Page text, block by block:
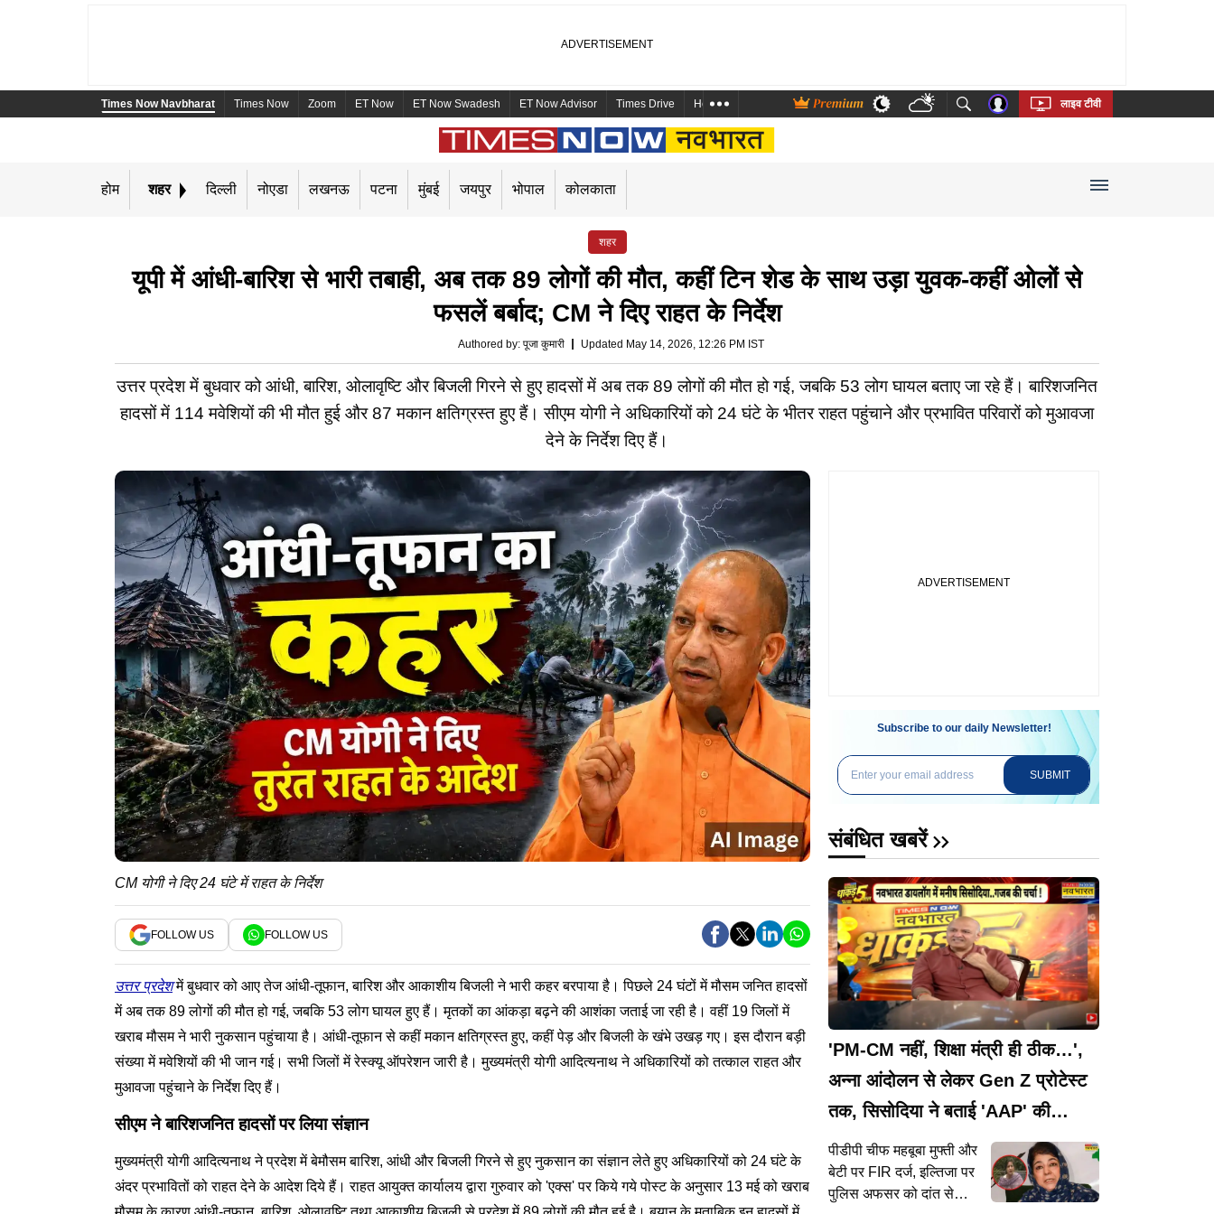
Times Now Navbharat Times Now Zoom ET Now ET Now Swadesh ET Now Advisor Times Drive Health and Me Marathi Bengali Telugu Tamil Kannada Malayalam
लाइव टीवी
होम शहर दिल्ली नोएडा लखनऊ पटना मुंबई जयपुर भोपाल कोलकाता
शहर
यूपी में आंधी-बारिश से भारी तबाही, अब तक 89 लोगों की मौत, कहीं टिन शेड के साथ उड़ा युवक-कहीं ओलों से
फसलें बर्बाद; CM ने दिए राहत के निर्देश
Authored by: पूजा कुमारी Updated May 14, 2026, 12:26 PM IST
उत्तर प्रदेश में बुधवार को आंधी, बारिश, ओलावृष्टि और बिजली गिरने से हुए हादसों में अब तक 89 लोगों की मौत हो गई, जबकि 53 लोग घायल बताए जा रहे हैं। बारिशजनित
हादसों में 114 मवेशियों की भी मौत हुई और 87 मकान क्षतिग्रस्त हुए हैं। सीएम योगी ने अधिकारियों को 24 घंटे के भीतर राहत पहुंचाने और प्रभावित परिवारों को मुआवजा
देने के निर्देश दिए हैं।
CM योगी ने दिए 24 घंटे में राहत के निर्देश
FOLLOW US FOLLOW US
उत्तर प्रदेशमें बुधवार को आए तेज आंधी-तूफान, बारिश और आकाशीय बिजली ने भारी कहर बरपाया है। पिछले 24 घंटों में मौसम जनित हादसों
में अब तक 89 लोगों की मौत हो गई, जबकि 53 लोग घायल हुए हैं। मृतकों का आंकड़ा बढ़ने की आशंका जताई जा रही है। वहीं 19 जिलों में
खराब मौसम ने भारी नुकसान पहुंचाया है। आंधी-तूफान से कहीं मकान क्षतिग्रस्त हुए, कहीं पेड़ और बिजली के खंभे उखड़ गए। इस दौरान बड़ी
संख्या में मवेशियों की भी जान गई। सभी जिलों में रेस्क्यू ऑपरेशन जारी है। मुख्यमंत्री योगी आदित्यनाथ ने अधिकारियों को तत्काल राहत और
मुआवजा पहुंचाने के निर्देश दिए हैं।
सीएम ने बारिशजनित हादसों पर लिया संज्ञान
मुख्यमंत्री योगी आदित्यनाथ ने प्रदेश में बेमौसम बारिश, आंधी और बिजली गिरने से हुए नुकसान का संज्ञान लेते हुए अधिकारियों को 24 घंटे के
अंदर प्रभावितों को राहत देने के आदेश दिये हैं। राहत आयुक्त कार्यालय द्वारा गुरुवार को 'एक्स' पर किये गये पोस्ट के अनुसार 13 मई को खराब
Subscribe to our daily Newsletter!
SUBMIT
संबंधित खबरें
'PM-CM नहीं, शिक्षा मंत्री ही ठीक…',
अन्ना आंदोलन से लेकर Gen Z प्रोटेस्ट
तक, सिसोदिया ने बताई 'AAP' की
रणनीति
पीडीपी चीफ महबूबा मुफ्ती और
बेटी पर FIR दर्ज, इल्तिजा पर
पुलिस अफसर को दांत से